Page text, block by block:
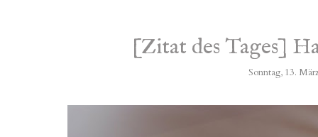
[Zitat des Tages]
Sonntag, 13.